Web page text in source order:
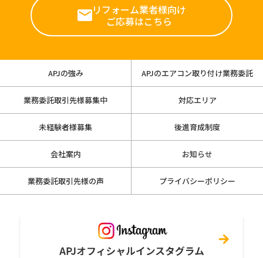
リフォーム業者様向け
ご応募はこちら
APJの強み APJのエアコン取り付け業務委託
業務委託取引先様募集中 対応エリア
未経験者様募集 後進育成制度
会社案内 お知らせ
業務委託取引先様の声 プライバシーポリシー